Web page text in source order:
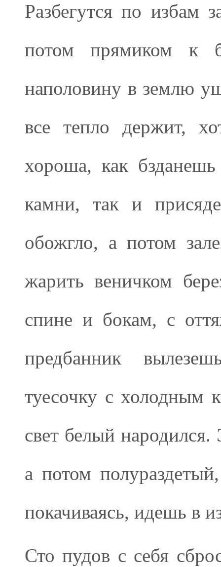
Разбегутся по избам
потом прямиком к
наполовину в землю
все тепло держит,
хороша, как
камни, так и
обожгло, а потом
жарить веничком
спине и бокам, с
предбанник
туесочку с холодным
свет белый народился.
а потом
покачиваясь, идешь в
Сто пудов с себя